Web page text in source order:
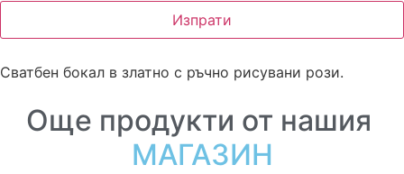
Изпрати
Сватбен бокал в златно с ръчно рисувани рози.
Още продукти от нашия
МАГАЗИН